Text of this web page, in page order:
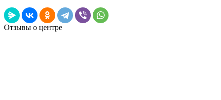
Отзывы о центре